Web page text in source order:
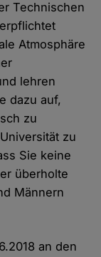
Technischen
Atmosphäre
lehren
dazu auf,
zu
zu
Sie keine
überholte
Männern
an den